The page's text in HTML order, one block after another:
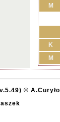
M
K
M
© A.Curyło